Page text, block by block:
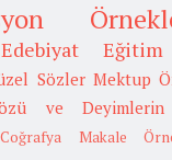
Edebiyat Eğitim
Sözler Mektup
ve Deyimlerin
Coğrafya Makale